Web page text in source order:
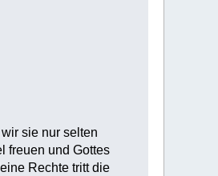
sie nur selten
freuen und Gottes
Rechte tritt die